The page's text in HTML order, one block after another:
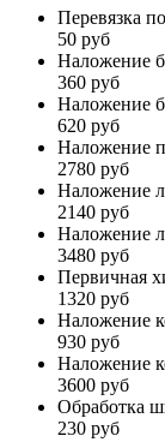
Перевязка
50 руб
Наложение
360 руб
Наложение
620 руб
Наложение
2780 руб
Наложение
2140 руб
Наложение
3480 руб
Первичная
1320 руб
Наложение
930 руб
Наложение
3600 руб
Обработка
230 руб